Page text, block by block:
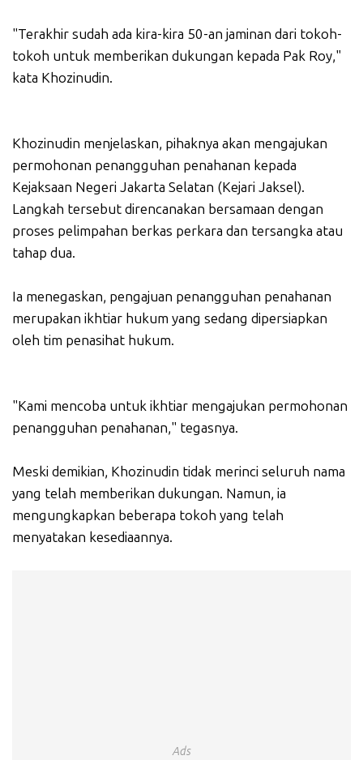
"Terakhir sudah ada kira-kira 50-an jaminan dari tokoh-
tokoh untuk memberikan dukungan kepada Pak Roy,"
kata Khozinudin.
Khozinudin menjelaskan, pihaknya akan mengajukan
permohonan penangguhan penahanan kepada
Kejaksaan Negeri Jakarta Selatan (Kejari Jaksel).
Langkah tersebut direncanakan bersamaan dengan
proses pelimpahan berkas perkara dan tersangka atau
tahap dua.
Ia menegaskan, pengajuan penangguhan penahanan
merupakan ikhtiar hukum yang sedang dipersiapkan
oleh tim penasihat hukum.
"Kami mencoba untuk ikhtiar mengajukan permohonan
penangguhan penahanan," tegasnya.
Meski demikian, Khozinudin tidak merinci seluruh nama
yang telah memberikan dukungan. Namun, ia
mengungkapkan beberapa tokoh yang telah
menyatakan kesediaannya.
Ads